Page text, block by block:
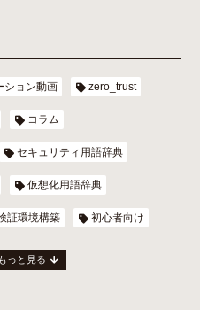
ション動画 zero_trust
コラム
セキュリティ用語辞典
仮想化用語辞典
証環境構築 初心者向け
もっと見る